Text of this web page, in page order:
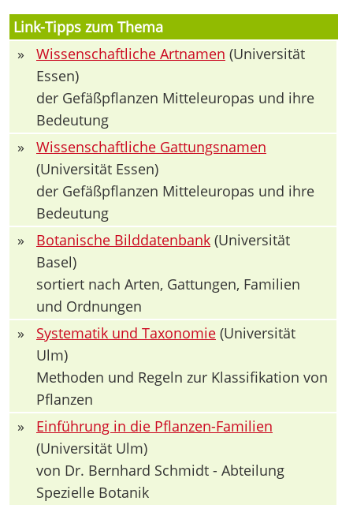
Link-Tipps zum Thema
»
Wissenschaftliche Artnamen (Universität
Essen)
der Gefäßpflanzen Mitteleuropas und ihre
Bedeutung
»
Wissenschaftliche Gattungsnamen
(Universität Essen)
der Gefäßpflanzen Mitteleuropas und ihre
Bedeutung
»
Botanische Bilddatenbank (Universität
Basel)
sortiert nach Arten, Gattungen, Familien
und Ordnungen
»
Systematik und Taxonomie (Universität
Ulm)
Methoden und Regeln zur Klassifikation von
Pflanzen
»
Einführung in die Pflanzen-Familien
(Universität Ulm)
von Dr. Bernhard Schmidt - Abteilung
Spezielle Botanik